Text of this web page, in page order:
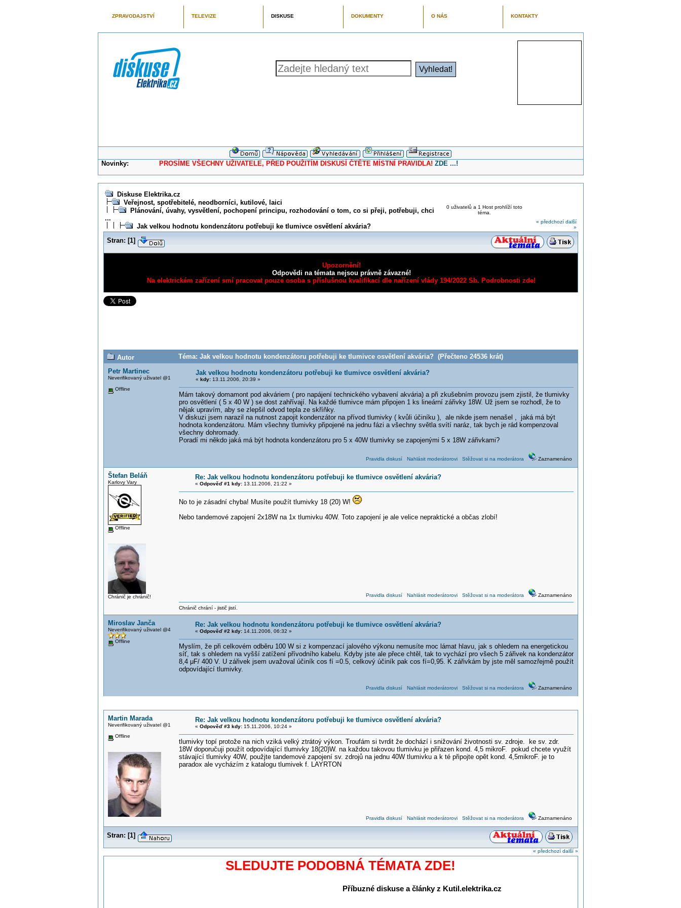
ZPRAVODAJSTVÍ TELEVIZE DISKUSE DOKUMENTY O NÁS KONTAKTY
Novinky: PROSÍME VŠECHNY UŽIVATELE, PŘED POUŽITÍM DISKUSÍ ČTĚTE MÍSTNÍ PRAVIDLA! ZDE ...!
Diskuse Elektrika.cz
Veřejnost, spotřebitelé, neodborníci, kutilové, laici
Plánování, úvahy, vysvětlení, pochopení principu, rozhodování o tom, co si přeji, potřebuji, chci
...
Jak velkou hodnotu kondenzátoru potřebuji ke tlumivce osvětlení akvária?
0 uživatelů a 1 Host prohlíží toto
téma.
« předchozí další
»
Stran: [1]
Upozornění!
Odpovědi na témata nejsou právně závazné!
Na elektrickém zařízení smí pracovat pouze osoba s příslušnou kvalifikací dle nařízení vlády 194/2022 Sb. Podrobnosti zde!
Autor
Téma: Jak velkou hodnotu kondenzátoru potřebuji ke tlumivce osvětlení akvária? (Přečteno 24536 krát)
Petr Martinec
Neverifikovaný uživatel @1
Offline
Jak velkou hodnotu kondenzátoru potřebuji ke tlumivce osvětlení akvária?
« kdy:13.11.2006, 20:39 »
Mám takový domamont pod akváriem ( pro napájení technického vybavení akvária) a při zkušebním provozu jsem zjistil, že tlumivky
pro osvětlení ( 5 x 40 W ) se dost zahřívají. Na každé tlumivce mám připojen 1 ks lineární zářivky 18W. Už jsem se rozhodl, že to
nějak upravím, aby se zlepšil odvod tepla ze skříňky.
V diskuzi jsem narazil na nutnost zapojit kondenzátor na přívod tlumivky ( kvůli účiníku ), ale nikde jsem nenašel , jaká má být
hodnota kondenzátoru. Mám všechny tlumivky připojené na jednu fázi a všechny světla svítí naráz, tak bych je rád kompenzoval
všechny dohromady.
Poradí mi někdo jaká má být hodnota kondenzátoru pro 5 x 40W tlumivky se zapojenými 5 x 18W zářivkami?
Pravidla diskusí Nahlásit moderátorovi Stěžovat si na moderátora Zaznamenáno
Štefan Beláň
Karlovy Vary
Offline
Chránič je chránič!
Re: Jak velkou hodnotu kondenzátoru potřebuji ke tlumivce osvětlení akvária?
« Odpověď #1 kdy:13.11.2006, 21:22 »
No to je zásadní chyba! Musíte použít tlumivky 18 (20) W!
Nebo tandemové zapojení 2x18W na 1x tlumivku 40W. Toto zapojení je ale velice nepraktické a občas zlobí!
Pravidla diskusí Nahlásit moderátorovi Stěžovat si na moderátora Zaznamenáno
Chránič chrání - jistič jistí.
Miroslav Janča
Neverifikovaný uživatel @4
Offline
Re: Jak velkou hodnotu kondenzátoru potřebuji ke tlumivce osvětlení akvária?
« Odpověď #2 kdy:14.11.2006, 06:32 »
Myslím, že při celkovém odběru 100 W si z kompenzací jalového výkonu nemusíte moc lámat hlavu, jak s ohledem na energetickou
síť, tak s ohledem na vyšší zatížení přívodního kabelu. Kdyby jste ale přece chtěl, tak to vychází pro všech 5 zářivek na kondenzátor
8,4 μF/ 400 V. U zářivek jsem uvažoval účiník cos fí =0.5, celkový účiník pak cos fí=0,95. K zářivkám by jste měl samozřejmě použít
odpovídající tlumivky.
Pravidla diskusí Nahlásit moderátorovi Stěžovat si na moderátora Zaznamenáno
Martin Marada
Neverifikovaný uživatel @1
Offline
Re: Jak velkou hodnotu kondenzátoru potřebuji ke tlumivce osvětlení akvária?
« Odpověď #3 kdy:15.11.2006, 10:24 »
tlumivky topí protože na nich vziká velký ztrátoý výkon. Troufám si tvrdit že dochází i snižování životnosti sv. zdroje. ke sv. zdr.
18W doporučuji použít odpovídající tlumivky 18(20)W. na každou takovou tlumivku je přiřazen kond. 4,5 mikroF. pokud chcete využít
stávající tlumivky 40W, použjte tandemové zapojení sv. zdrojů na jednu 40W tlumivku a k té připojte opět kond. 4,5mikroF. je to
paradox ale vycházím z katalogu tlumivek f. LAYRTON
Pravidla diskusí Nahlásit moderátorovi Stěžovat si na moderátora Zaznamenáno
Stran: [1]
« předchozí další »
SLEDUJTE PODOBNÁ TÉMATA ZDE!
Příbuzné diskuse a články z Kutil.elektrika.cz